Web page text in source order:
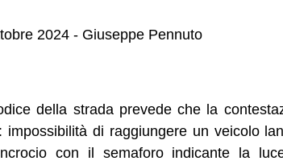
2024 - Giuseppe Pennuto
della strada prevede che la
impossibilità di raggiungere un veicolo
con il semaforo indicante la